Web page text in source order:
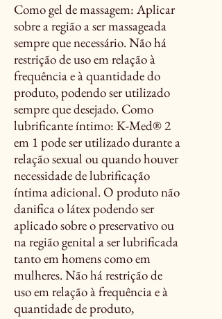
Como gel de massagem: Aplicar
sobre a região a ser massageada
sempre que necessário. Não há
restrição de uso em relação à
frequência e à quantidade do
produto, podendo ser utilizado
sempre que desejado. Como
lubrificante íntimo: K-Med® 2
em 1 pode ser utilizado durante a
relação sexual ou quando houver
necessidade de lubrificação
íntima adicional. O produto não
danifica o látex podendo ser
aplicado sobre o preservativo ou
na região genital a ser lubrificada
tanto em homens como em
mulheres. Não há restrição de
uso em relação à frequência e à
quantidade de produto,